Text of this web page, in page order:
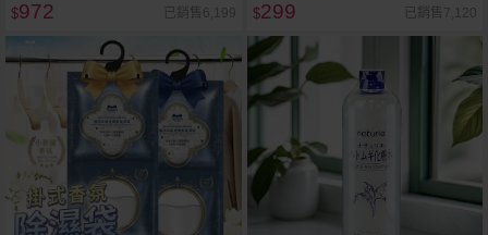
$972 已銷售6,199 $299 已銷售7,120